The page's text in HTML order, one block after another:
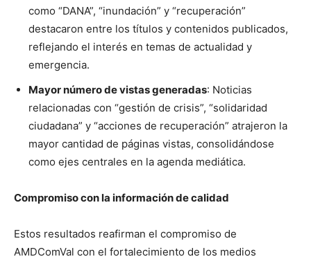
como “DANA”, “inundación” y “recuperación”
destacaron entre los títulos y contenidos publicados,
reflejando el interés en temas de actualidad y
emergencia.
Mayor número de vistas generadas: Noticias
relacionadas con “gestión de crisis”, “solidaridad
ciudadana” y “acciones de recuperación” atrajeron la
mayor cantidad de páginas vistas, consolidándose
como ejes centrales en la agenda mediática.
Compromiso con la información de calidad
Estos resultados reafirman el compromiso de
AMDComVal con el fortalecimiento de los medios